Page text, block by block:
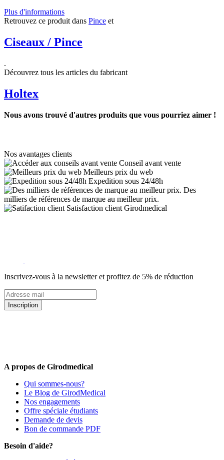
Plus d'informations
Retrouvez ce produit dans Pince et
Ciseaux / Pince
.
Découvrez tous les articles du fabricant
Holtex
Nous avons trouvé d'autres produits que vous pourriez aimer !
Nos avantages clients
Conseil avant vente
Meilleurs prix du web
Expedition sous 24/48h
Des
milliers de références de marque au meilleur prix.
Satisfaction client Girodmedical
Inscrivez-vous à la newsletter et profitez de 5% de réduction
Inscription
A propos de Girodmedical
Qui sommes-nous?
Le Blog de GirodMedical
Nos engagements
Offre spéciale étudiants
Demande de devis
Bon de commande PDF
Besoin d'aide?